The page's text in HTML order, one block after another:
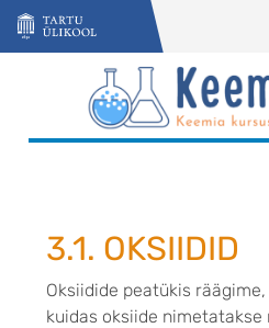
Liigu edasi põhisisu juurde
3.1. OKSIIDID
Oksiidide peatükis
kuidas oksiide nimetatakse